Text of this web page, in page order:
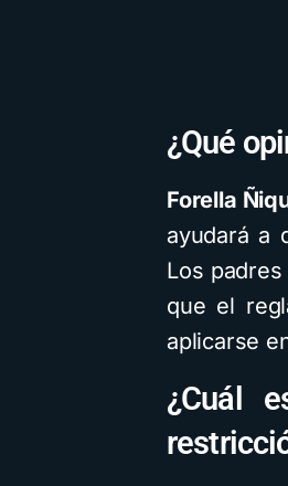
¿Qué
Forella
ayudará a
Los
que el
aplicarse
¿Cuál